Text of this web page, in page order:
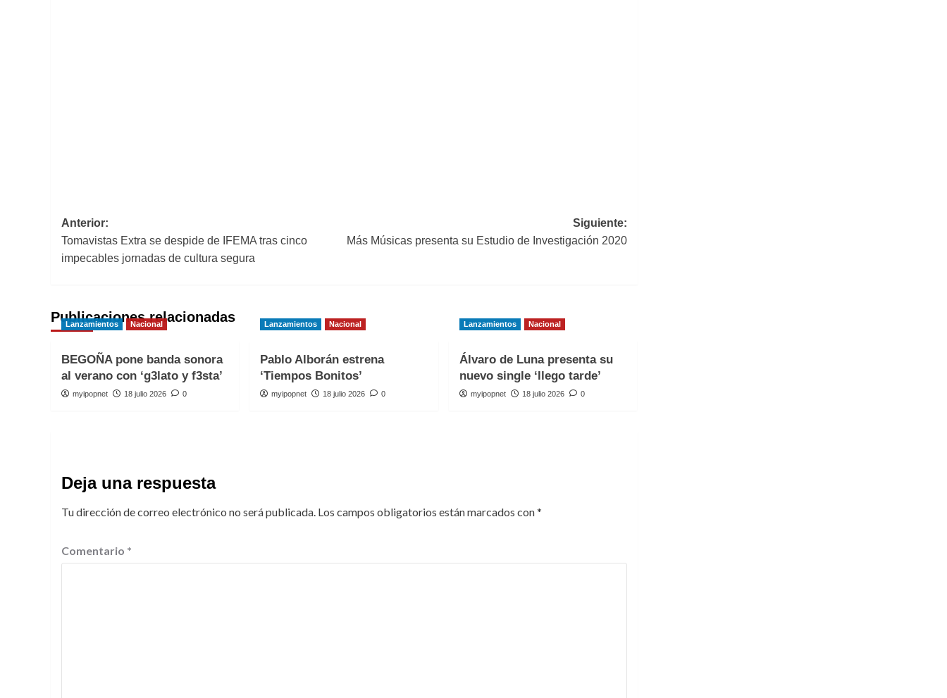
Navegación
de
entradas
Anterior:
Tomavistas Extra se despide de IFEMA tras cinco
impecables jornadas de cultura segura
Siguiente:
Más Músicas presenta su Estudio de Investigación 2020
Publicaciones relacionadas
Lanzamientos Nacional
BEGOÑA pone banda sonora
al verano con ‘g3lato y f3sta’
myipopnet 18 julio 2026 0
Lanzamientos Nacional
Pablo Alborán estrena
‘Tiempos Bonitos’
myipopnet 18 julio 2026 0
Lanzamientos Nacional
Álvaro de Luna presenta su
nuevo single ‘llego tarde’
myipopnet 18 julio 2026 0
Deja una respuesta
Tu dirección de correo electrónico no será publicada. Los campos obligatorios están marcados con*
Comentario *